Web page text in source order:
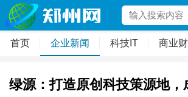
首页 企业新闻 科技IT 商业
绿源：打造原创科技策源地，